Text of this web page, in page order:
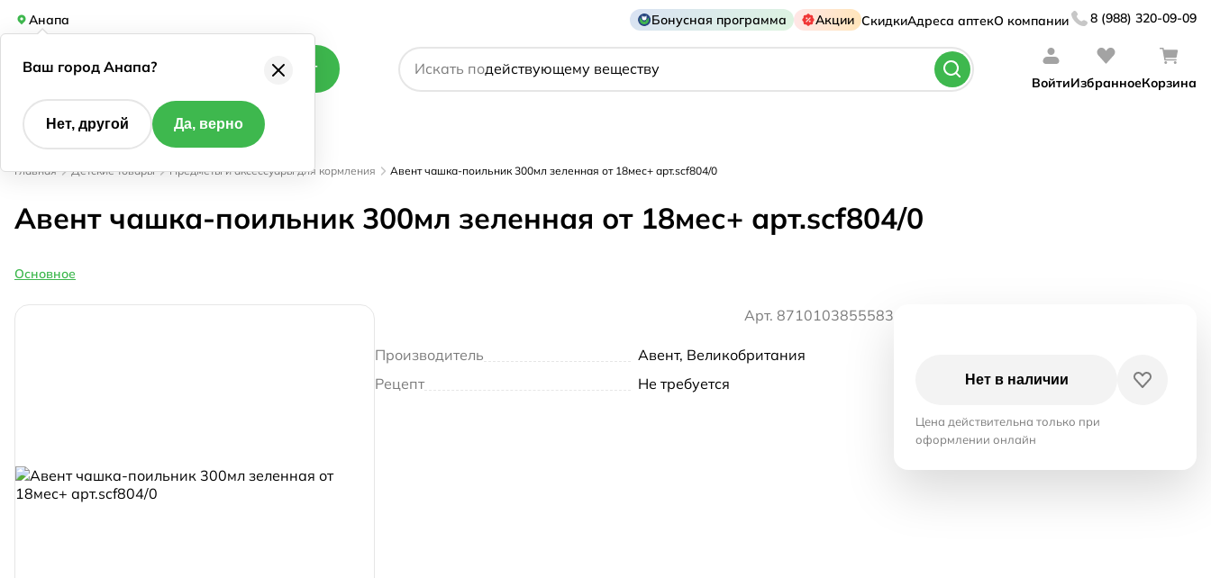
Анапа Бонусная программа Акции СкидкиАдреса аптекО компании 8 (988) 320-09-09
Каталог Искать по
названию препарата
действующему веществу
ВойтиИзбранноеКорзина
Главная Детские товары Предметы и аксессуары для кормления Авент чашка-поильник 300мл зеленная от 18мес+ арт.scf804/0
Авент чашка-поильник 300мл зеленная от 18мес+ арт.scf804/0
Основное
Арт. 8710103855583
Производитель
Авент, Великобритания
Рецепт
Не требуется Нет в наличии
Цена действительна только при
оформлении онлайн
Ваш город Анапа?
Нет, другой Да, верно